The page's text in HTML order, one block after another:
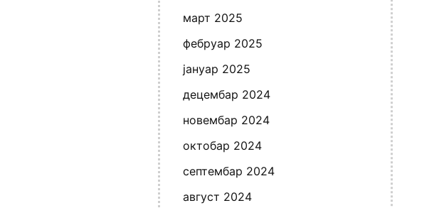
март 2025
фебруар 2025
јануар 2025
децембар 2024
новембар 2024
октобар 2024
септембар 2024
август 2024